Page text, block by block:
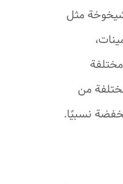
مثل
من
نسبيًا.